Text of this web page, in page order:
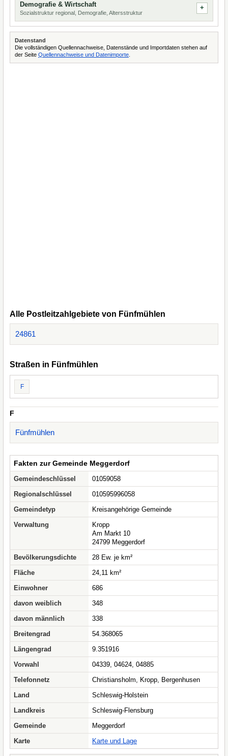
Demografie & Wirtschaft
Sozialstruktur regional, Demografie, Altersstruktur
Datenstand
Die vollständigen Quellennachweise, Datenstände und Importdaten stehen auf
der Seite Quellennachweise und Datenimporte
Alle Postleitzahlgebiete von Fünfmühlen
24861
Straßen in Fünfmühlen
F
F
Fünfmühlen
Fakten zur Gemeinde Meggerdorf
Gemeindeschlüssel
01059058
Regionalschlüssel
010595996058
Gemeindetyp
Kreisangehörige Gemeinde
Verwaltung
Kropp
Am Markt 10
24799 Meggerdorf
Bevölkerungsdichte
28 Ew. je km²
Fläche
24,11 km²
Einwohner
686
davon weiblich
348
davon männlich
338
Breitengrad
54.368065
Längengrad
9.351916
Vorwahl
04339, 04624, 04885
Telefonnetz
Christiansholm, Kropp, Bergenhusen
Land
Schleswig-Holstein
Landkreis
Schleswig-Flensburg
Gemeinde
Meggerdorf
Karte
Karte und Lage